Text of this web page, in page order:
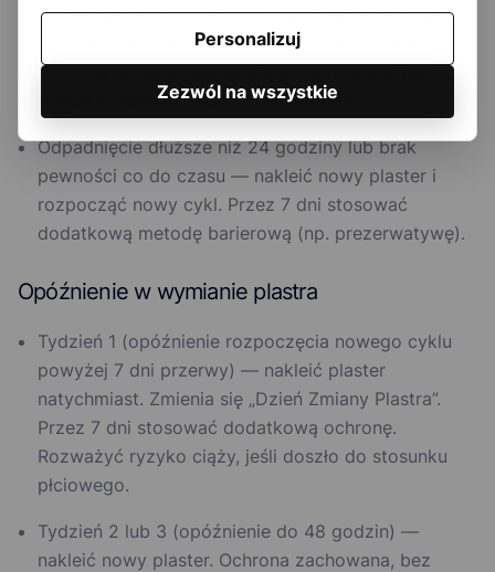
Odpadnięcie do 24 godzin — ponownie przykleić
ten sam plaster lub natychmiast nakleić nowy.
Ochrona antykoncepcyjna jest zachowana. Nie
trzeba stosować dodatkowej metody.
Odpadnięcie dłuższe niż 24 godziny lub brak
pewności co do czasu — nakleić nowy plaster i
rozpocząć nowy cykl. Przez 7 dni stosować
dodatkową metodę barierową (np. prezerwatywę).
Opóźnienie w wymianie plastra
Tydzień 1 (opóźnienie rozpoczęcia nowego cyklu
powyżej 7 dni przerwy) — nakleić plaster
natychmiast. Zmienia się „Dzień Zmiany Plastra”.
Przez 7 dni stosować dodatkową ochronę.
Rozważyć ryzyko ciąży, jeśli doszło do stosunku
płciowego.
Tydzień 2 lub 3 (opóźnienie do 48 godzin) —
nakleić nowy plaster. Ochrona zachowana, bez
Personalizuj
Zezwól na wszystkie